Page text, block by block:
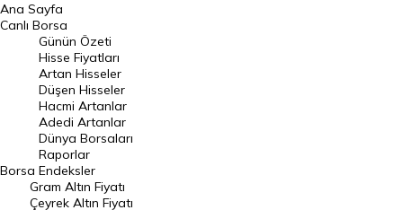
BIST 100 Hisseleri
En Çok Artan Hisseler
En Çok Düşen Hisseler
Hacmi Artanlar
Geçmiş Kapanışlar
Dünya Borsaları
Raporlar
Ana Sayfa
Canlı Borsa
Borsa
Günün Özeti
Hisse Fiyatları
Artan Hisseler
Düşen Hisseler
Hacmi Artanlar
Adedi Artanlar
Dünya Borsaları
Raporlar
Endeksler
Gram Altın Fiyatı
Çeyrek Altın Fiyatı